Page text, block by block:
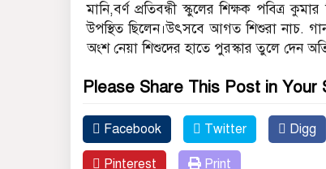
মানি,বর্ণ প্রতিবন্ধী স্কুলের শিক্ষক পবিত্র
উপস্থিত ছিলেন।উৎসবে আগত শিশুরা নাচ.
অংশ নেয়া শিশুদের হাতে পুরস্কার তুলে দেন
Please Share This Post in Your
Facebook Twitter Digg
Pinterest Print